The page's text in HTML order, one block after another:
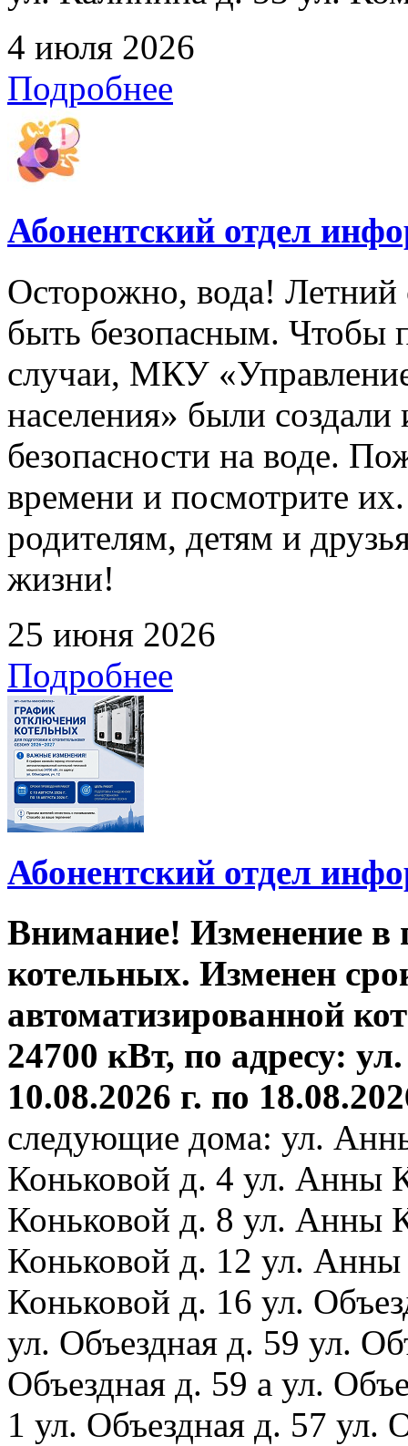
4 июля 2026
Подробнее
Абонентский отдел
Осторожно, вода! Летний
быть безопасным. Чтобы
случаи, МКУ
населения» были
безопасности на воде.
времени и посмотрите
родителям, детям и
жизни!
25 июня 2026
Подробнее
Абонентский отдел
Внимание! Изменение в
котельных. Изменен
автоматизированной
24700 кВт, по адресу:
10.08.2026 г. по
следующие дома: ул.
Коньковой д. 4 ул. Анны
Коньковой д. 8 ул. Анны
Коньковой д. 12 ул.
Коньковой д. 16 ул.
ул. Объездная д. 59 ул.
Объездная д. 59 а ул.
1 ул. Объездная д. 57 ул.